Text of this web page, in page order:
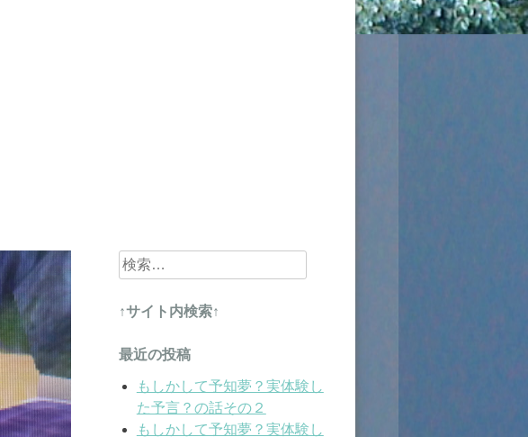
検
索:
↑サイト内検索↑
最近の投稿
もしかして予知夢？実体験し
た予言？の話その２
もしかして予知夢？実体験し